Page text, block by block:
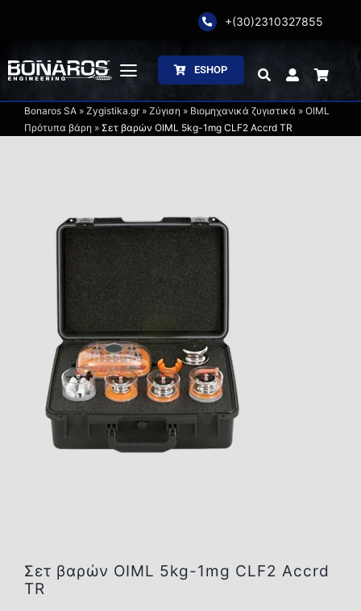
content
+(30)2310327855
Toggle
Navigation
Αρχική
Συσκευασία
Επεξεργασία
Κατάλογοι
Επικοινωνία
ESHOP
Bonaros SA» Zygistika.gr» Ζύγιση » Βιομηχανικά ζυγιστικά » OIML
Πρότυπα βάρη » Σετ βαρών OIML 5kg-1mg CLF2 Accrd TR
Σετ βαρών OIML 5kg-1mg CLF2 Accrd
TR